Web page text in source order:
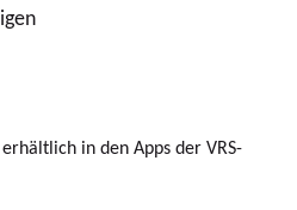
in den Apps der VRS-